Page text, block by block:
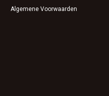
Algemene Voorwaarden